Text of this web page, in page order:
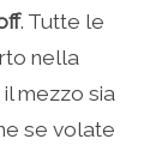
. Tutte le
nella
mezzo sia
se volate